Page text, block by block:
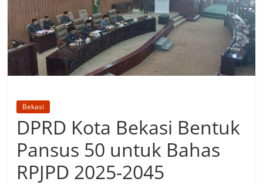
Bekasi
DPRD Kota Bekasi Bentuk
Pansus 50 untuk Bahas
RPJPD 2025-2045